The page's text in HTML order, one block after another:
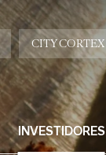
CITY CORTEX
INVESTIDORES